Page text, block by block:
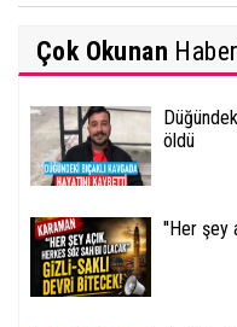
Çok Okunan
öldü
''Her şey